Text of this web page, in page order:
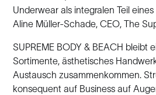
Underwear als integralen Teil
Aline Müller-Schade, CEO, The
SUPREME BODY & BEACH bleibt
Sortimente, ästhetisches
Austausch zusammenkommen.
konsequent auf Business auf